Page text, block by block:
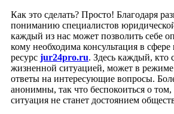
Как это сделать? Просто! Благодаря
пониманию специалистов
каждый из нас может позволить себе
кому необходима консультация в
ресурс jur24pro.ru. Здесь каждый, кто
жизненной ситуацией, может в
ответы на интересующие вопросы.
анонимны, так что беспокоиться о
ситуация не станет достоянием